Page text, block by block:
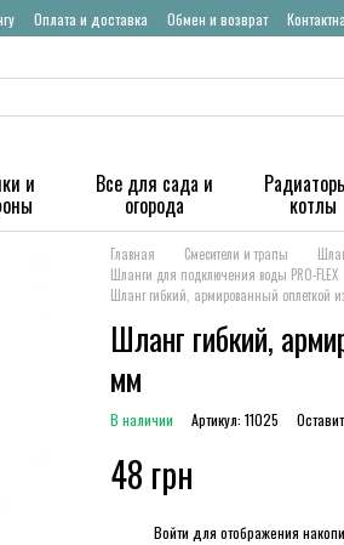
Оплата и доставка Обмен и возврат
и Все для сада и
огорода котлы
Главная Смесители и трапы
Шланги для подключения воды PRO-FLEX
Шланг гибкий, армированный оплеткой
Шланг гибкий,
мм
В наличии Артикул: 11025
48 грн
Войти для отображения